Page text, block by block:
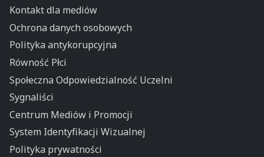
Kontakt dla mediów
Ochrona danych osobowych
Polityka antykorupcyjna
Równość Płci
Społeczna Odpowiedzialność Uczelni
Sygnaliści
Centrum Mediów i Promocji
System Identyfikacji Wizualnej
Polityka prywatności